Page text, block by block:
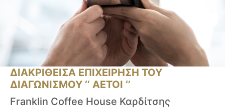
ΔΙΑΚΡΙΘΕΙΣΑ ΕΠΙΧΕΙΡΗΣΗ ΤΟΥ
ΔΙΑΓΩΝΙΣΜΟΥ ‘’ ΑΕΤΟΙ ‘’
Franklin Coffee House Καρδίτσης